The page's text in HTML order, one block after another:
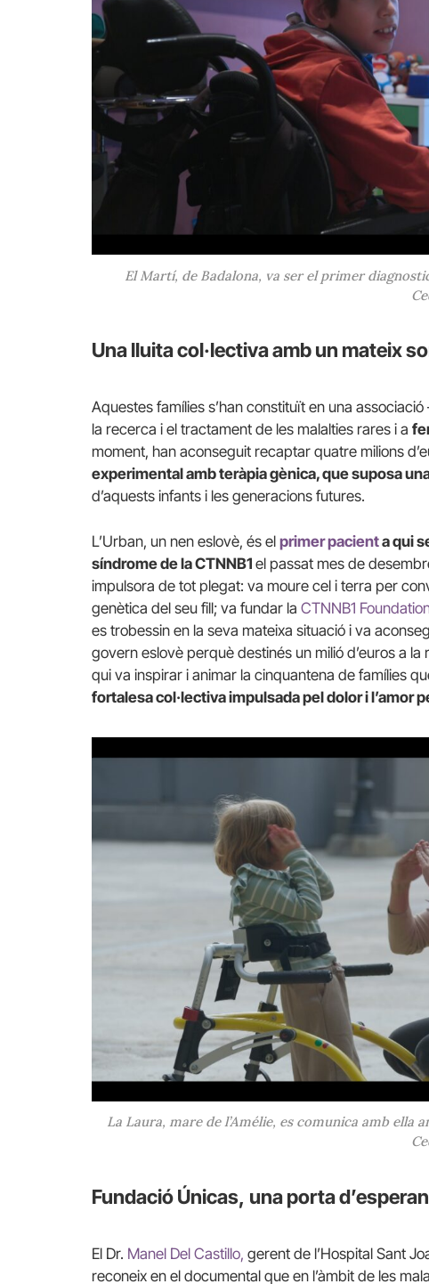
El Martí, de Badalona, va ser el primer
Una lluita col·lectiva amb un mateix
Aquestes famílies s’han constituït en una associació
la recerca i el tractament de les malalties rares i a
moment, han aconseguit recaptar quatre milions
experimental amb teràpia gènica, que suposa
d’aquests infants i les generacions futures.
L’Urban, un nen eslovè, és el primer pacienta qui
síndrome de la CTNNB1 el passat mes de
impulsora de tot plegat: va moure cel i terra per
genètica del seu fill; va fundar la CTNNB1
es trobessin en la seva mateixa situació i va
govern eslovè perquè destinés un milió d’euros a
qui va inspirar i animar la cinquantena de famílies
fortalesa col·lectiva impulsada pel dolor i l’amor
La Laura, mare de l’Amélie, es comunica amb
Fundació Únicas, una porta
El Dr. Manel Del Castillo, gerent de l’Hospital Sant
reconeix en el documental que en l’àmbit de les